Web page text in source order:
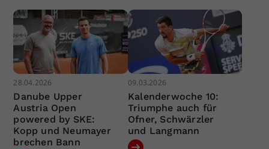
28.04.2026
Danube Upper
Austria Open
powered by SKE:
Kopp und Neumayer
brechen Bann
09.03.2026
Kalenderwoche 10:
Triumphe auch für
Ofner, Schwärzler
und Langmann